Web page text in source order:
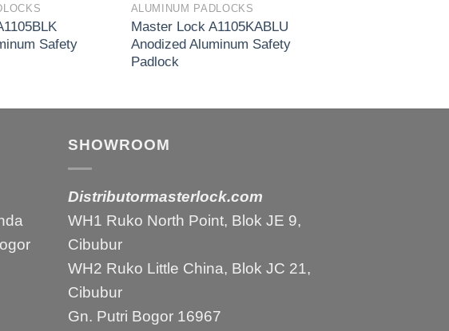
Safety
ALUMINUM PADLOCKS
Master Lock A1105KABLU
Anodized Aluminum Safety
Padlock
SHOWROOM
Distributormasterlock.com
WH1 Ruko North Point, Blok JE 9,
Cibubur
WH2 Ruko Little China, Blok JC 21,
Cibubur
Gn. Putri Bogor 16967